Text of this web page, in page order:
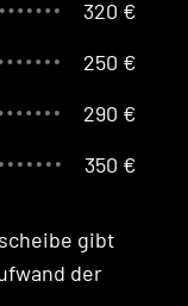
320 €
250 €
290 €
350 €
gibt
der